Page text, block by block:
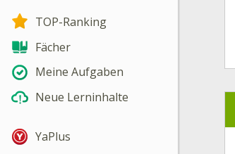
TOP-Ranking
Fächer
Meine Aufgaben
Neue Lerninhalte
YaPlus